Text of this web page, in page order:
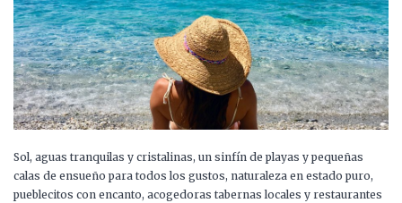
Sol, aguas tranquilas y cristalinas, un sinfín de playas y pequeñas
calas de ensueño para todos los gustos, naturaleza en estado puro,
pueblecitos con encanto, acogedoras tabernas locales y restaurantes